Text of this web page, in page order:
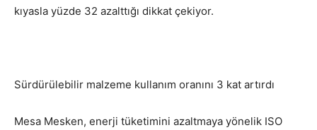
kıyasla yüzde 32 azalttığı dikkat çekiyor.
Sürdürülebilir malzeme kullanım oranını 3 kat artırdı
Mesa Mesken, enerji tüketimini azaltmaya yönelik ISO